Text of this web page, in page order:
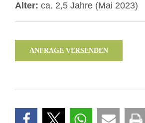
Alter: ca. 2,5 Jahre (Mai 2023)
ANFRAGE VERSENDEN